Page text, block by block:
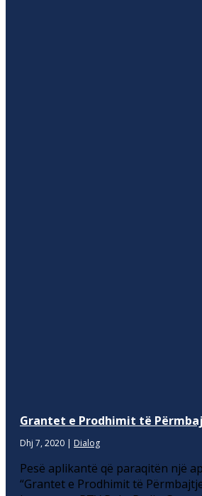
Grantet e Prodhimit të
Dhj 7, 2020 | Dialog
Pesë aplikantë që paraqitën një
“Grantet e Prodhimit të